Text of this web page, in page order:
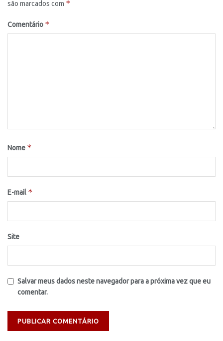
são marcados com *
Comentário *
Nome *
E-mail *
Site
Salvar meus dados neste navegador para a próxima vez que eu
comentar.